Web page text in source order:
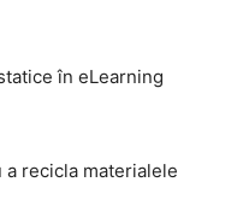
în eLearning
recicla materialele